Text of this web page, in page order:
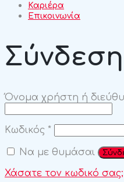
Καριέρα
Επικοινωνία
Σύνδεση
Όνομα χρήστη ή
Κωδικός *Απαιτείται
Να με θυμάσαι
Χάσατε τον κωδικό σας;